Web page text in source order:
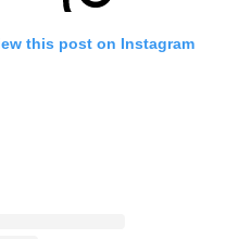
this post on Instagram